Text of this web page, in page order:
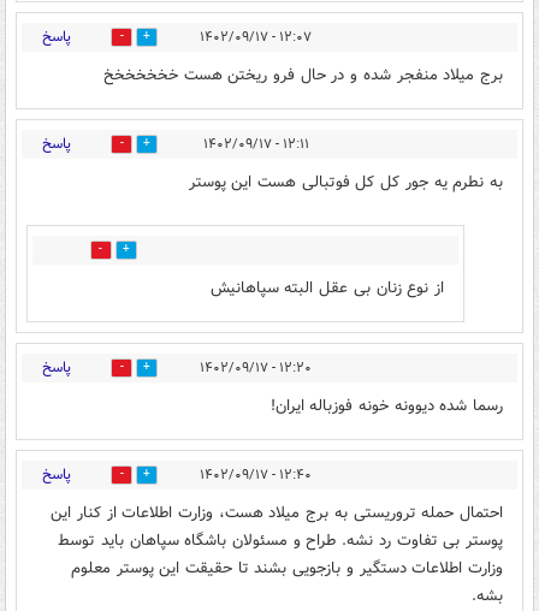
۱۲:۰۷ - ۱۴۰۲/۰۹/۱۷ 0 پاسخ
برج میلاد منفجر شده و در حال فرو ریختن هست خخخخخخخ
۱۲:۱۱ - ۱۴۰۲/۰۹/۱۷ 0 پاسخ
به نطرم یه جور کل کل فوتبالی هست این پوستر
3
از نوع زنان بی عقل البته سپاهانیش
۱۲:۲۰ - ۱۴۰۲/۰۹/۱۷ 8 پاسخ
رسما شده دیوونه خونه فوزباله ایران!
۱۲:۴۰ - ۱۴۰۲/۰۹/۱۷ 27 پاسخ
احتمال حمله تروریستی به برج میلاد هست، وزارت اطلاعات از کنار این
پوستر بی تفاوت رد نشه. طراح و مسئولان باشگاه سپاهان باید توسط
وزارت اطلاعات دستگیر و بازجویی بشند تا حقیقت این پوستر معلوم
بشه.